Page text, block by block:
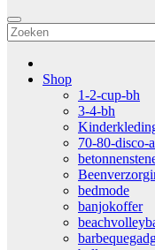
Shop
1-2-cup-bh
3-4-bh
70-80-disco-
bedmode
banjokoffer